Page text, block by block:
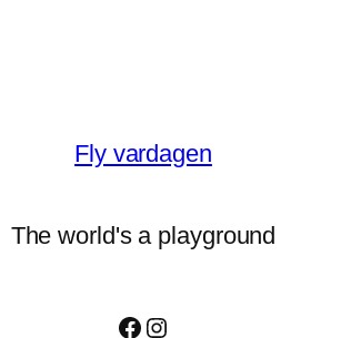
Fly vardagen
The world's a playground
Facebook
Instagram